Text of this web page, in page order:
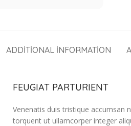
ADDITIONAL INFORMATION
FEUGIAT PARTURIENT
Venenatis duis tristique accumsan
torquent ut ullamcorper integer